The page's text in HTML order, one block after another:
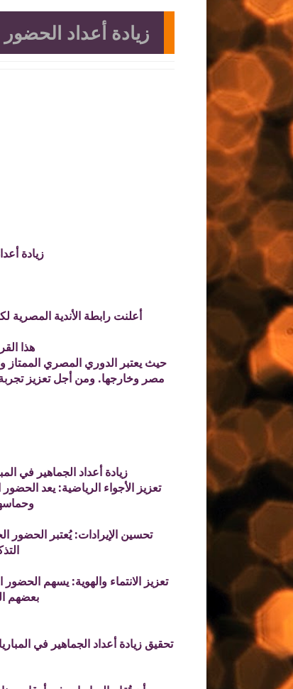
زيادة أعداد الحضور
زيادة
أعلنت رابطة الأندية المصرية
هذا
حيث يعتبر الدوري المصري الممتاز
مصر وخارجها. ومن أجل تعزيز
زيادة أعداد الجماهير في
تعزيز الأجواء الرياضية: يعد
تحسين الإيرادات: يُعتبر الحضور
تعزيز الانتماء والهوية: يسهم
بعضهم
تحقيق زيادة أعداد الجماهير في